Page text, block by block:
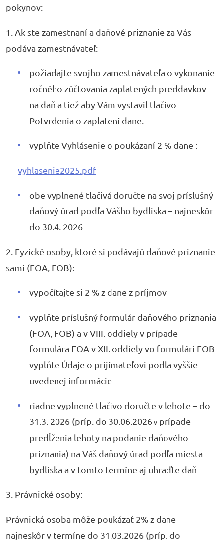
pokynov:
1. Ak ste zamestnaní a daňové priznanie za Vás
podáva zamestnávateľ:
požiadajte svojho zamestnávateľa o vykonanie
ročného zúčtovania zaplatených preddavkov
na daň a tiež aby Vám vystavil tlačivo
Potvrdenia o zaplatení dane.
vyplňte Vyhlásenie o poukázaní 2 % dane :
vyhlasenie2025.pdf
obe vyplnené tlačivá doručte na svoj príslušný
daňový úrad podľa Vášho bydliska – najneskôr
do 30.4. 2026
2. Fyzické osoby, ktoré si podávajú daňové priznanie
sami (FOA, FOB):
vypočítajte si 2 % z dane z príjmov
vyplňte príslušný formulár daňového priznania
(FOA, FOB) a v VIII. oddiely v prípade
formulára FOA v XII. oddiely vo formulári FOB
vyplňte Údaje o prijímateľovi podľa vyššie
uvedenej informácie
riadne vyplnené tlačivo doručte v lehote – do
31.3. 2026 (príp. do 30.06.2026vprípade
predĺženia lehoty na podanie daňového
priznania) na Váš daňový úrad podľa miesta
bydliska a v tomto termíne aj uhraďte daň
3. Právnické osoby:
Právnická osoba môže poukázať 2% z dane
najneskôr v termíne do 31.03.2026 (príp. do